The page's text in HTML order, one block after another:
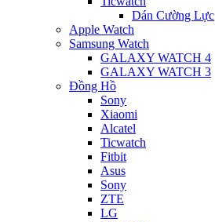
Dán Cường Lực
Apple Watch
Samsung Watch
GALAXY WATCH 4
GALAXY WATCH 3
Đồng Hồ
Sony
Xiaomi
Alcatel
Ticwatch
Fitbit
Asus
Sony
ZTE
LG